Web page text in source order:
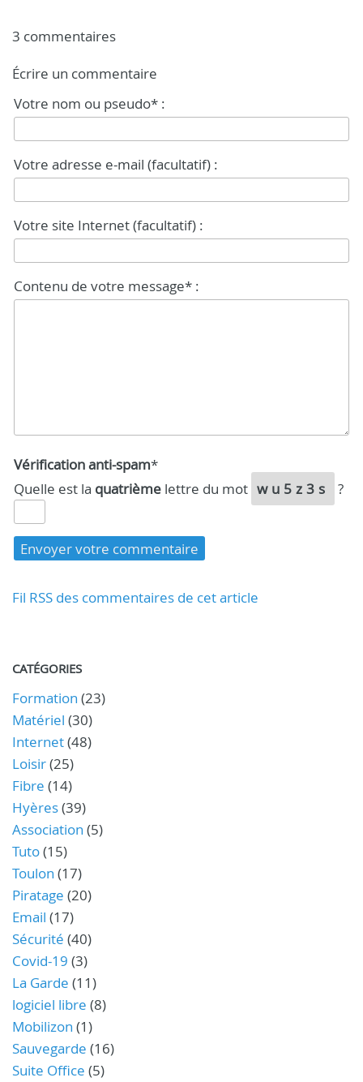
3 commentaires
Écrire un commentaire
Votre nom ou pseudo* :
Votre adresse e-mail (facultatif) :
Votre site Internet (facultatif) :
Contenu de votre message* :
Vérification anti-spam*
Quelle est la quatrième lettre du mot wu5z3s ?
Fil RSS des commentaires de cet article
CATÉGORIES
Formation (23)
Matériel (30)
Internet(48)
Loisir(25)
Fibre (14)
Hyères(39)
Association (5)
Tuto(15)
Toulon (17)
Piratage (20)
Email (17)
Sécurité (40)
Covid-19 (3)
La Garde (11)
logiciel libre (8)
Mobilizon (1)
Sauvegarde (16)
Suite Office (5)